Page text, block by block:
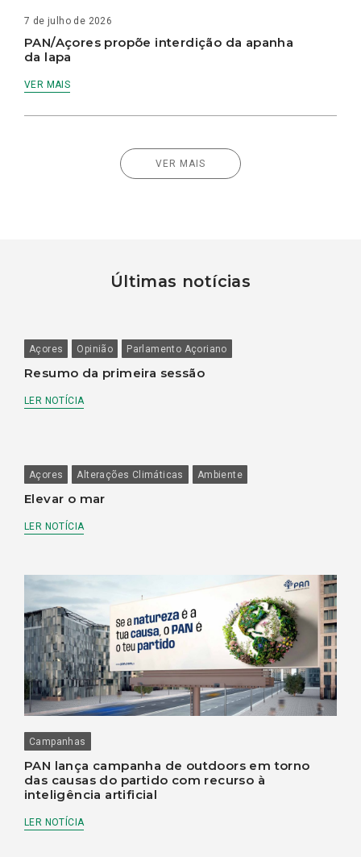
7 de julho de 2026
PAN/Açores propõe interdição da apanha
da lapa
VER MAIS
VER MAIS
Últimas notícias
Açores Opinião Parlamento Açoriano
Resumo da primeira sessão
LER NOTÍCIA
Açores Alterações Climáticas Ambiente
Elevar o mar
LER NOTÍCIA
Campanhas
PAN lança campanha de outdoors em torno
das causas do partido com recurso à
inteligência artificial
LER NOTÍCIA